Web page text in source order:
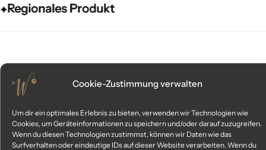
Cookie-Zustimmung verwalten
Um dir ein optimales Erlebnis zu bieten, verwenden wir Technologien wie
Cookies, um Geräteinformationen zu speichern und/oder darauf zuzugreifen.
Wenn du diesen Technologien zustimmst, können wir Daten wie das
Surfverhalten oder eindeutige IDs auf dieser Website verarbeiten. Wenn du
Produkt
Produkt
Produkt
Das könnte dir auch gefallen